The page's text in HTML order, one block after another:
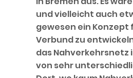
und vielleicht auch
gewesen ein Konzept
Verbund zu
das Nahverkehrsnetz
von sehr